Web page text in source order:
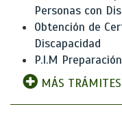
Personas con
Obtención de
Discapacidad
P.I.M
MÁS TRÁMITES